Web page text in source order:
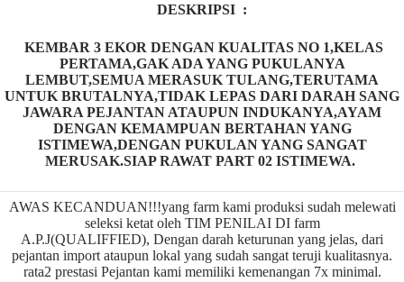
DESKRIPSI :
KEMBAR 3 EKOR DENGAN KUALITAS NO 1,KELAS
PERTAMA,GAK ADA YANG PUKULANYA
LEMBUT,SEMUA MERASUK TULANG,TERUTAMA
UNTUK BRUTALNYA,TIDAK LEPAS DARI DARAH SANG
JAWARA PEJANTAN ATAUPUN INDUKANYA,AYAM
DENGAN KEMAMPUAN BERTAHAN YANG
ISTIMEWA,DENGAN PUKULAN YANG SANGAT
MERUSAK.SIAP RAWAT PART 02 ISTIMEWA.
AWAS KECANDUAN!!!yang farm kami produksi sudah melewati
seleksi ketat oleh TIM PENILAI DI farm
A.P.J(QUALIFFIED), Dengan darah keturunan yang jelas, dari
pejantan import ataupun lokal yang sudah sangat teruji kualitasnya.
rata2 prestasi Pejantan kami memiliki kemenangan 7x minimal.